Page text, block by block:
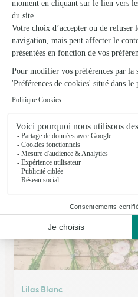
Esperance
★★★★★4.8 (69)
41 place de la mairie
Voir la boutique
Lilas Blanc